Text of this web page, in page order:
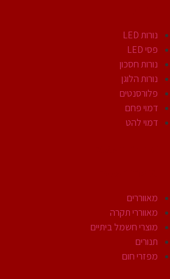
נורות LED
פסי LED
נורות חסכון
נורות הלוגן
פלורסנטים
דמוי פחם
דמוי להט
מאווררים
מאווררי תקרה
מוצרי חשמל ביתיים
תנורים
מפזרי חום